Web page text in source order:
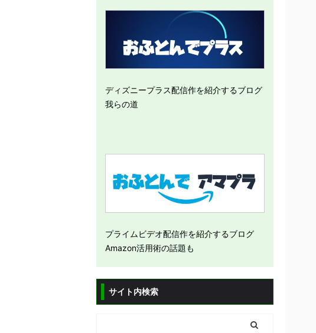
ディズニープラス配信作を紹介するブログ
我らの道
プライムビデオ配信作を紹介するブログ
Amazon活用術の話題も
サイト内検索